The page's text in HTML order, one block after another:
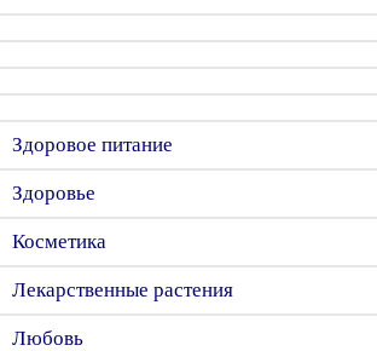
Здоровое питание
Здоровье
Косметика
Лекарственные растения
Любовь